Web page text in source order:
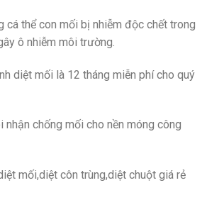
thể con mối bị nhiễm độc chết trong
ô nhiễm môi trường.
diệt mối là 12 tháng miễn phí cho quý
chống mối cho nền móng công
mối,diệt côn trùng,diệt chuột giá rẻ